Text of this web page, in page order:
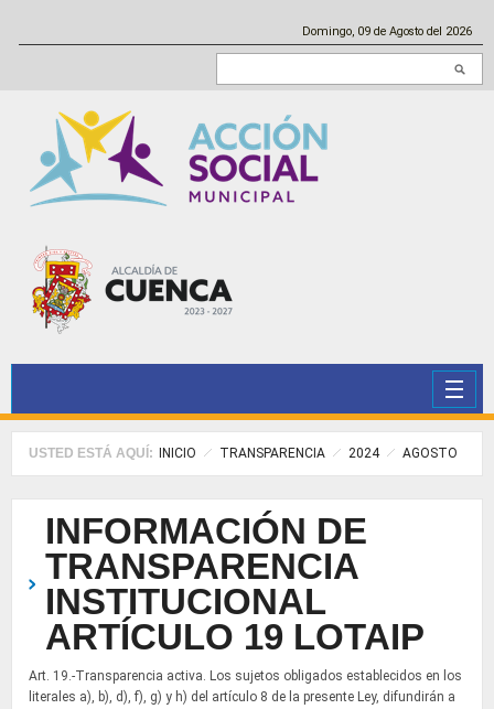
Domingo, 09 de Agosto del 2026
USTED ESTÁ AQUÍ: INICIO TRANSPARENCIA 2024 AGOSTO
INFORMACIÓN DE
TRANSPARENCIA
INSTITUCIONAL
ARTÍCULO 19 LOTAIP
Art. 19.-Transparencia activa. Los sujetos obligados establecidos en los
literales a), b), d), f), g) y h) del artículo 8 de la presente Ley, difundirán a